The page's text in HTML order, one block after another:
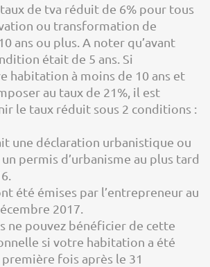
de tva réduit de 6% pour tous
ou transformation de
ans ou plus. A noter qu’avant
était de 5 ans. Si
habitation à moins de 10 ans et
au taux de 21%, il est
le taux réduit sous 2 conditions :
une déclaration urbanistique ou
permis d’urbanisme au plus tard
été émises par l’entrepreneur au
2017.
ne pouvez bénéficier de cette
si votre habitation a été
fois après le 31